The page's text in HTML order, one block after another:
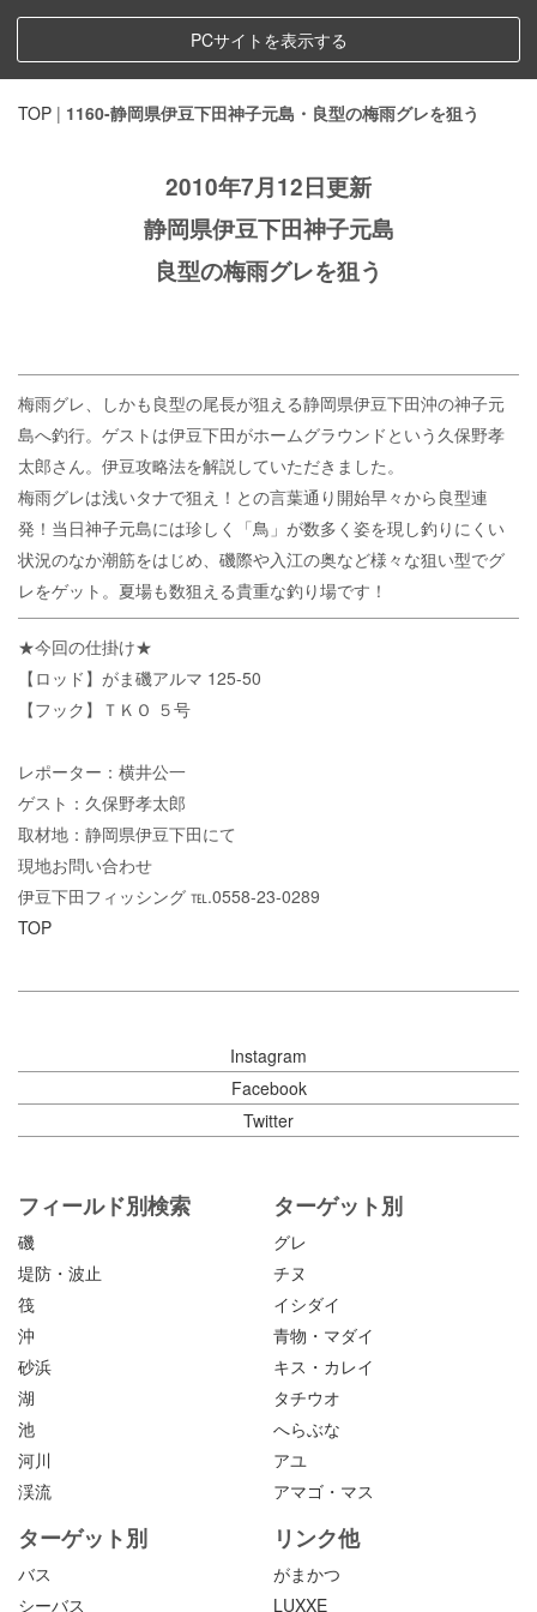
PCサイトを表示する
TOP | 1160-静岡県伊豆下田神子元島・良型の梅雨グレを狙う
2010年7月12日更新
静岡県伊豆下田神子元島
良型の梅雨グレを狙う
梅雨グレ、しかも良型の尾長が狙える静岡県伊豆下田沖の神子元
島へ釣行。ゲストは伊豆下田がホームグラウンドという久保野孝
太郎さん。伊豆攻略法を解説していただきました。
梅雨グレは浅いタナで狙え！との言葉通り開始早々から良型連
発！当日神子元島には珍しく「鳥」が数多く姿を現し釣りにくい
状況のなか潮筋をはじめ、磯際や入江の奥など様々な狙い型でグ
レをゲット。夏場も数狙える貴重な釣り場です！
★今回の仕掛け★
【ロッド】がま磯アルマ 125-50
【フック】ＴＫＯ ５号
レポーター：横井公一
ゲスト：久保野孝太郎
取材地：静岡県伊豆下田にて
現地お問い合わせ
伊豆下田フィッシング ℡.0558-23-0289
TOP
Instagram
Facebook
Twitter
フィールド別検索
磯
堤防・波止
筏
沖
砂浜
湖
池
河川
渓流
ターゲット別
グレ
チヌ
イシダイ
青物・マダイ
キス・カレイ
タチウオ
へらぶな
アユ
アマゴ・マス
ターゲット別
バス
シーバス
リンク他
がまかつ
LUXXE